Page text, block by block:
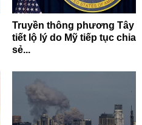
Truyền thông phương Tây
tiết lộ lý do Mỹ tiếp tục chia
sẻ...